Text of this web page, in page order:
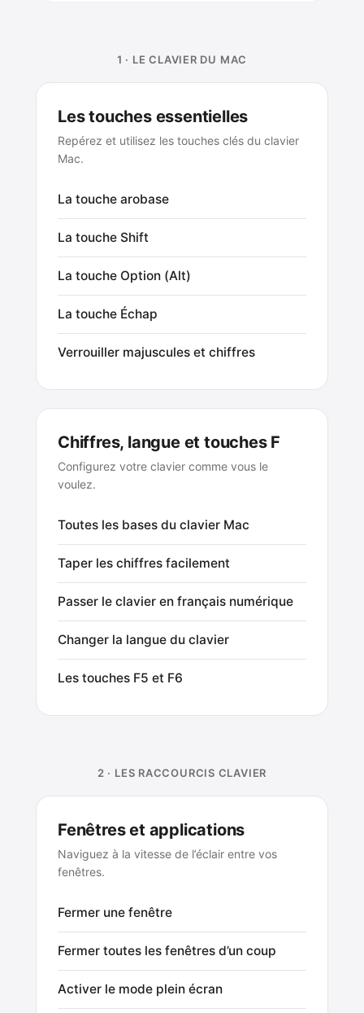
1 · LE CLAVIER DU MAC
Les touches essentielles
Repérez et utilisez les touches clés du clavier
Mac.
La touche arobase
La touche Shift
La touche Option (Alt)
La touche Échap
Verrouiller majuscules et chiffres
Chiffres, langue et touches F
Configurez votre clavier comme vous le
voulez.
Toutes les bases du clavier Mac
Taper les chiffres facilement
Passer le clavier en français numérique
Changer la langue du clavier
Les touches F5 et F6
2 · LES RACCOURCIS CLAVIER
Fenêtres et applications
Naviguez à la vitesse de l’éclair entre vos
fenêtres.
Fermer une fenêtre
Fermer toutes les fenêtres d’un coup
Activer le mode plein écran